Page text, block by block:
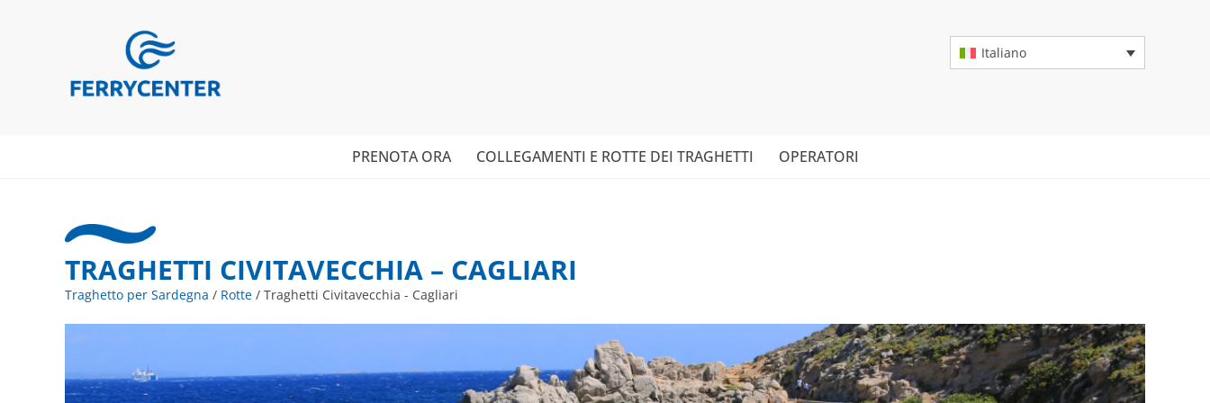
Italiano
PRENOTA ORA COLLEGAMENTI E ROTTE DEI TRAGHETTI OPERATORI
TRAGHETTI CIVITAVECCHIA – CAGLIARI
Traghetto per Sardegna / Rotte / Traghetti Civitavecchia - Cagliari